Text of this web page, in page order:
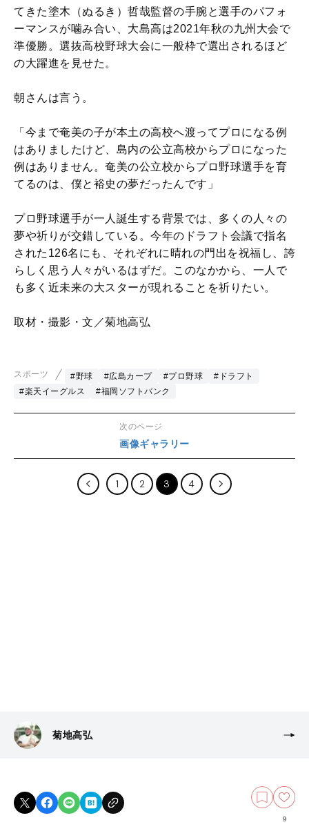
てきた塗木（ぬるき）哲哉監督の手腕と選手のパフォ
ーマンスが噛み合い、大島高は2021年秋の九州大会で
準優勝。選抜高校野球大会に一般枠で選出されるほど
の大躍進を見せた。
朝さんは言う。
「今まで奄美の子が本土の高校へ渡ってプロになる例
はありましたけど、島内の公立高校からプロになった
例はありません。奄美の公立校からプロ野球選手を育
てるのは、僕と裕史の夢だったんです」
プロ野球選手が一人誕生する背景では、多くの人々の
夢や祈りが交錯している。今年のドラフト会議で指名
された126名にも、それぞれに晴れの門出を祝福し、誇
らしく思う人々がいるはずだ。このなかから、一人で
も多く近未来の大スターが現れることを祈りたい。
取材・撮影・文／菊地高弘
スポーツ #野球 #広島カープ #プロ野球
#ドラフト
#楽天イーグルス
#福岡ソフトバンク
次のページ
画像ギャラリー
1 2 3 4
菊地高弘
9